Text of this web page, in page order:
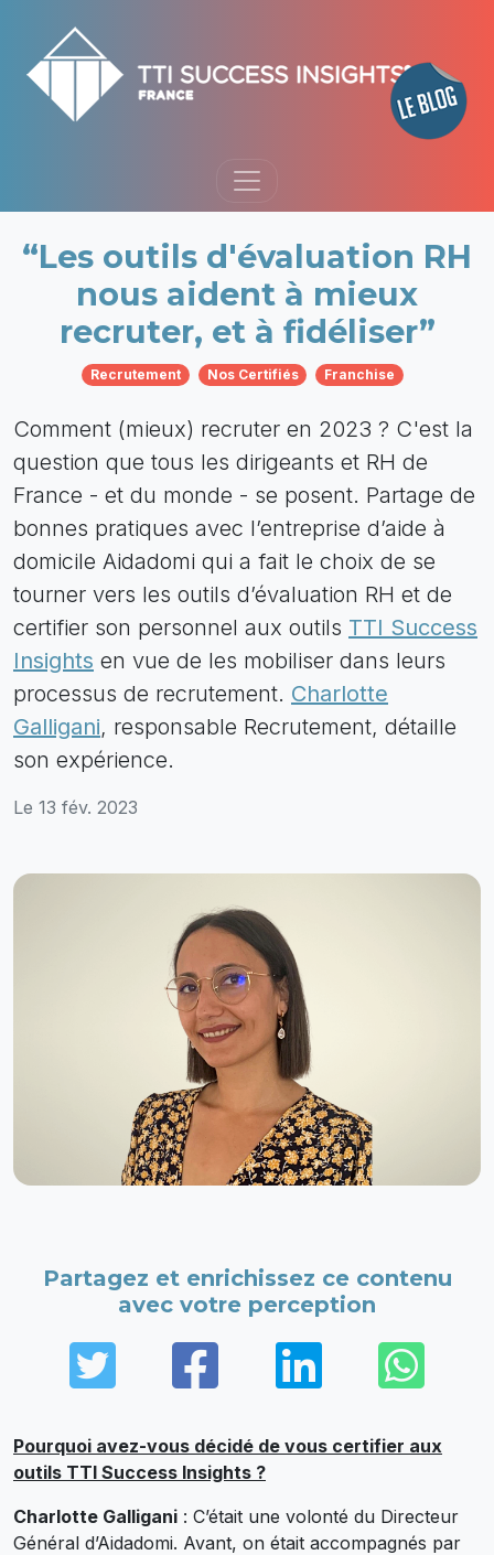
“Les outils d'évaluation RH
nous aident à mieux
recruter, et à fidéliser”
Recrutement Nos Certifiés Franchise
Comment (mieux) recruter en 2023 ? C'est la
question que tous les dirigeants et RH de
France - et du monde - se posent. Partage de
bonnes pratiques avec l’entreprise d’aide à
domicile Aidadomi qui a fait le choix de se
tourner vers les outils d’évaluation RH et de
certifier son personnel aux outils TTI Success
Insights en vue de les mobiliser dans leurs
processus de recrutement. Charlotte
Galligani, responsable Recrutement, détaille
son expérience.
Le 13 fév. 2023
Partagez et enrichissez ce contenu
avec votre perception
TwitterFacebook
LinkedIn
Pourquoi avez-vous décidé de vous certifier aux
outils TTI Success Insights ?
Charlotte Galligani : C’était une volonté du Directeur
Général d’Aidadomi. Avant, on était accompagnés par